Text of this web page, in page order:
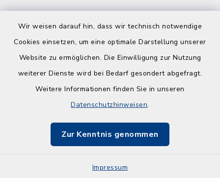
Wir weisen darauf hin, dass wir technisch notwendige
Cookies einsetzen, um eine optimale Darstellung unserer
Website zu ermöglichen. Die Einwilligung zur Nutzung
weiterer Dienste wird bei Bedarf gesondert abgefragt.
Weitere Informationen finden Sie in unseren
Datenschutzhinweisen.
Zur Kenntnis genommen
Impressum
Barrierefreiheit
Impressum
Sitemap